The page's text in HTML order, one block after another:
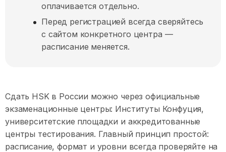
оплачивается отдельно.
Перед регистрацией всегда сверяйтесь
с сайтом конкретного центра —
расписание меняется.
Сдать HSK в России можно через официальные
экзаменационные центры: Институты Конфуция,
университетские площадки и аккредитованные
центры тестирования. Главный принцип простой:
расписание, формат и уровни всегда проверяйте на